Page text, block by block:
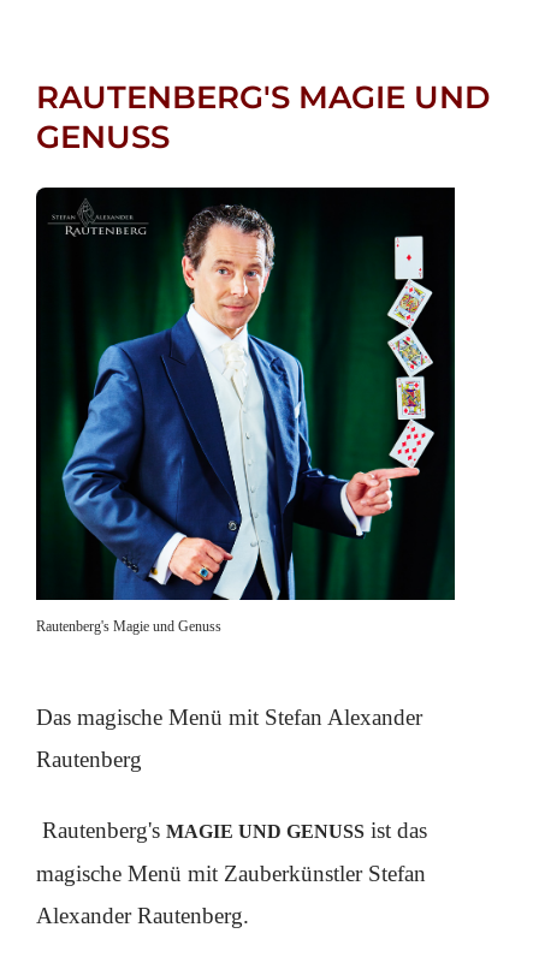
RAUTENBERG'S MAGIE UND
GENUSS
Rautenberg's Magie und Genuss
Das magische Menü mit Stefan Alexander
Rautenberg
Rautenberg's MAGIE UND GENUSS ist das
magische Menü mit Zauberkünstler Stefan
Alexander Rautenberg.